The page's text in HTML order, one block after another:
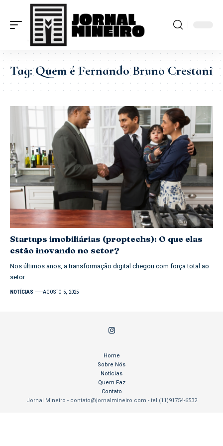
Tag:Quem é Fernando Bruno Crestani
Startups imobiliárias (proptechs): O que elas
estão inovando no setor?
Nos últimos anos, a transformação digital chegou com força total ao
setor…
NOTÍCIAS AGOSTO 5, 2025
Jornal Mineiro - contato@jornalmineiro.com - tel.(11)91754-6532
Home
Sobre Nós
Notícias
Quem Faz
Contato